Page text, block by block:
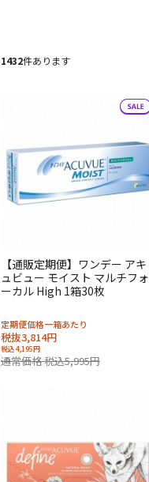
1432件あります
【通販定期便】ワンデー アキ
ュビュー モイスト マルチフォ
ーカル High 1箱30枚
定期便価格一箱あたり
税抜3,814円
税込4,195円
通常価格 税込5,995円